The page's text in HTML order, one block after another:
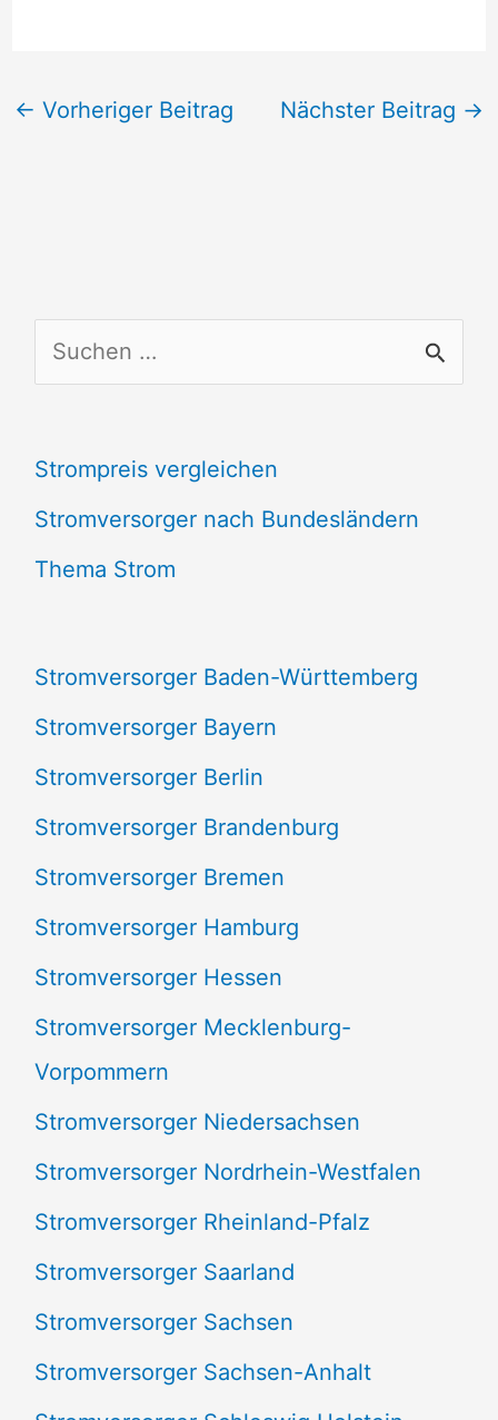
← Vorheriger Beitrag Nächster Beitrag →
u
h
e
n
h
:
Strompreis vergleichen
Stromversorger nach Bundesländern
Thema Strom
Stromversorger Baden-Württemberg
Stromversorger Bayern
Stromversorger Berlin
Stromversorger Brandenburg
Stromversorger Bremen
Stromversorger Hamburg
Stromversorger Hessen
Stromversorger Mecklenburg-
Vorpommern
Stromversorger Niedersachsen
Stromversorger Nordrhein-Westfalen
Stromversorger Rheinland-Pfalz
Stromversorger Saarland
Stromversorger Sachsen
Stromversorger Sachsen-Anhalt